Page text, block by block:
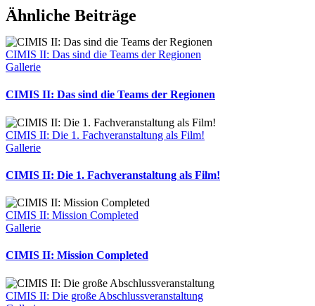
Ähnliche Beiträge
CIMIS II: Das sind die Teams der Regionen
Gallerie
CIMIS II: Das sind die Teams der Regionen
CIMIS II: Die 1. Fachveranstaltung als Film!
Gallerie
CIMIS II: Die 1. Fachveranstaltung als Film!
CIMIS II: Mission Completed
Gallerie
CIMIS II: Mission Completed
CIMIS II: Die große Abschlussveranstaltung